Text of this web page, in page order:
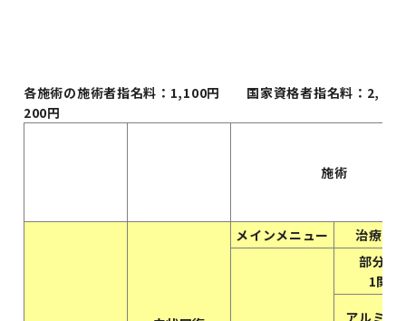
各施術の施術者指名料：1,100円 国家資格者指名料：2,
200円
施術
メインメニュー 治療1部
部分矯
1関節